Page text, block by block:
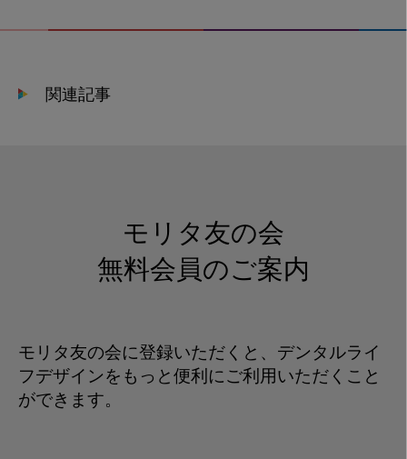
関連記事
モリタ友の会
無料会員のご案内
モリタ友の会に登録いただくと、デンタルライ
フデザインをもっと便利にご利用いただくこと
ができます。